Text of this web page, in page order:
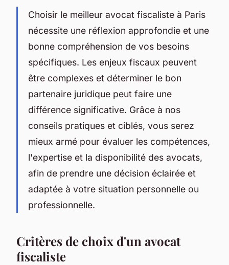
Choisir le meilleur avocat fiscaliste à Paris
nécessite une réflexion approfondie et une
bonne compréhension de vos besoins
spécifiques. Les enjeux fiscaux peuvent
être complexes et déterminer le bon
partenaire juridique peut faire une
différence significative. Grâce à nos
conseils pratiques et ciblés, vous serez
mieux armé pour évaluer les compétences,
l'expertise et la disponibilité des avocats,
afin de prendre une décision éclairée et
adaptée à votre situation personnelle ou
professionnelle.
Critères de choix d'un avocat
fiscaliste